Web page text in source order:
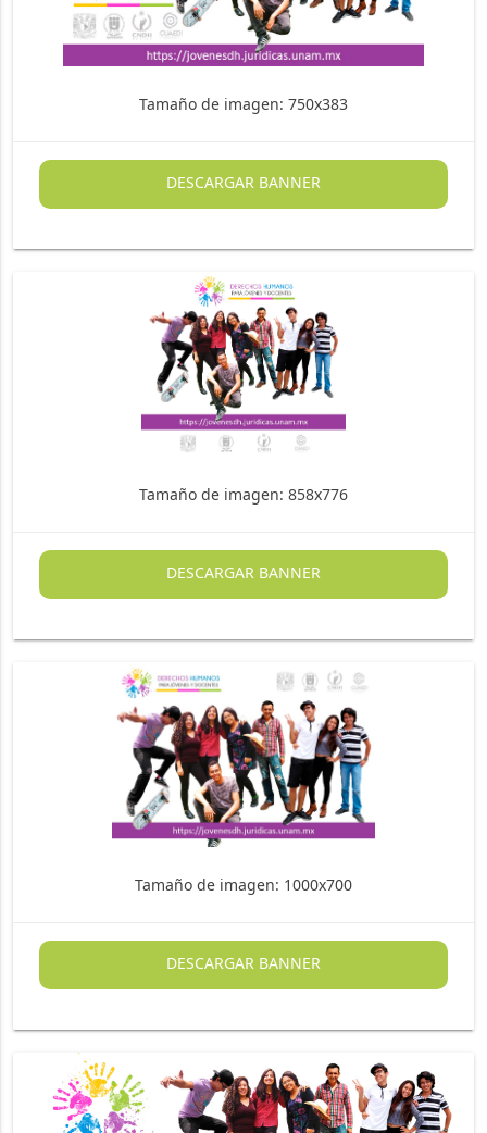
Tamaño de imagen: 750x383
DESCARGAR BANNER
Tamaño de imagen: 858x776
DESCARGAR BANNER
Tamaño de imagen: 1000x700
DESCARGAR BANNER